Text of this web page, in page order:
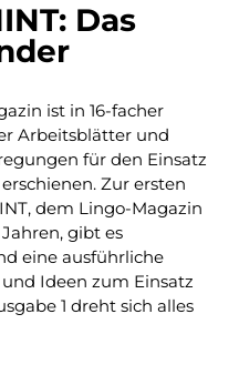
Das
ist in 16-facher
Arbeitsblätter und
für den Einsatz
Zur ersten
dem Lingo-Magazin
gibt es
eine ausführliche
Ideen zum Einsatz
1 dreht sich alles